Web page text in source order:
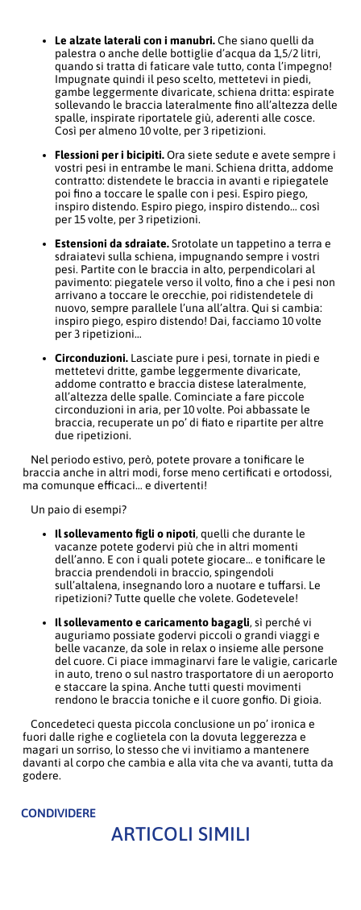
Le alzate laterali con i manubri.Che siano quelli da
palestra o anche delle bottiglie d’acqua da 1,5/2 litri,
quando si tratta di faticare vale tutto, conta l’impegno!
Impugnate quindi il peso scelto, mettetevi in piedi,
gambe leggermente divaricate, schiena dritta: espirate
sollevando le braccia lateralmente fino all’altezza delle
spalle, inspirate riportatele giù, aderenti alle cosce.
Così per almeno 10 volte, per 3 ripetizioni.
Flessioni per i bicipiti.Ora siete sedute e avete sempre i
vostri pesi in entrambe le mani. Schiena dritta, addome
contratto: distendete le braccia in avanti e ripiegatele
poi fino a toccare le spalle con i pesi. Espiro piego,
inspiro distendo. Espiro piego, inspiro distendo… così
per 15 volte, per 3 ripetizioni.
Estensioni da sdraiate.Srotolate un tappetino a terra e
sdraiatevi sulla schiena, impugnando sempre i vostri
pesi. Partite con le braccia in alto, perpendicolari al
pavimento: piegatele verso il volto, fino a che i pesi non
arrivano a toccare le orecchie, poi ridistendetele di
nuovo, sempre parallele l’una all’altra. Qui si cambia:
inspiro piego, espiro distendo! Dai, facciamo 10 volte
per 3 ripetizioni…
Circonduzioni. Lasciate pure i pesi, tornate in piedi e
mettetevi dritte, gambe leggermente divaricate,
addome contratto e braccia distese lateralmente,
all’altezza delle spalle. Cominciate a fare piccole
circonduzioni in aria, per 10 volte. Poi abbassate le
braccia, recuperate un po’ di fiato e ripartite per altre
due ripetizioni.
Nel periodo estivo, però, potete provare a tonificare le
braccia anche in altri modi, forse meno certificati e ortodossi,
ma comunque efficaci… e divertenti!
Un paio di esempi?
Il sollevamento figli o nipoti, quelli che durante le
vacanze potete godervi più che in altri momenti
dell’anno. E con i quali potete giocare… e tonificare le
braccia prendendoli in braccio, spingendoli
sull’altalena, insegnando loro a nuotare e tuffarsi. Le
ripetizioni? Tutte quelle che volete. Godetevele!
Il sollevamento e caricamento bagagli, sì perché vi
auguriamo possiate godervi piccoli o grandi viaggi e
belle vacanze, da sole in relax o insieme alle persone
del cuore. Ci piace immaginarvi fare le valigie, caricarle
in auto, treno o sul nastro trasportatore di un aeroporto
e staccare la spina. Anche tutti questi movimenti
rendono le braccia toniche e il cuore gonfio. Di gioia.
Concedeteci questa piccola conclusione un po’ ironica e
fuori dalle righe e coglietela con la dovuta leggerezza e
magari un sorriso, lo stesso che vi invitiamo a mantenere
davanti al corpo che cambia e alla vita che va avanti, tutta da
godere.
CONDIVIDERE
ARTICOLI SIMILI